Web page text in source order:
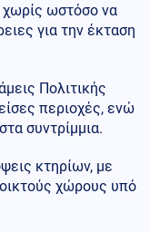
χωρίς ωστόσο να
για την έκταση
Πολιτικής
περιοχές, ενώ
συντρίμμια.
κτηρίων, με
χώρους υπό